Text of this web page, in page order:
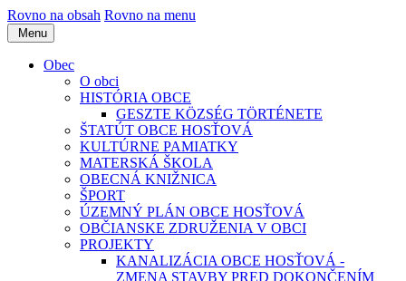
Rovno na obsah Rovno na menu
Menu
Obec
O obci
HISTÓRIA OBCE
GESZTE KÖZSÉG TÖRTÉNETE
ŠTATÚT OBCE HOSŤOVÁ
KULTÚRNE PAMIATKY
MATERSKÁ ŠKOLA
OBECNÁ KNIŽNICA
ŠPORT
ÚZEMNÝ PLÁN OBCE HOSŤOVÁ
OBČIANSKE ZDRUŽENIA V OBCI
PROJEKTY
KANALIZÁCIA OBCE HOSŤOVÁ -
ZMENA STAVBY PRED DOKONČENÍM